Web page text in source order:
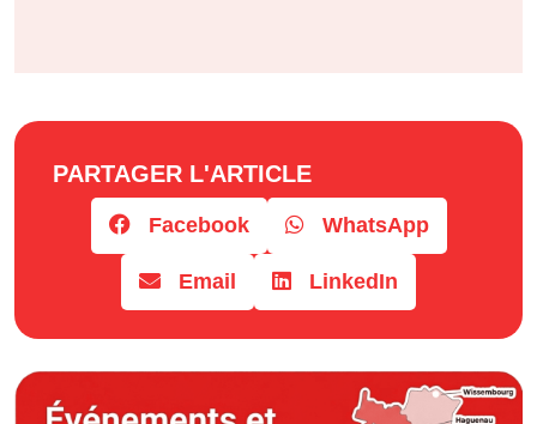
PARTAGER L'ARTICLE
Facebook WhatsApp
Email LinkedIn